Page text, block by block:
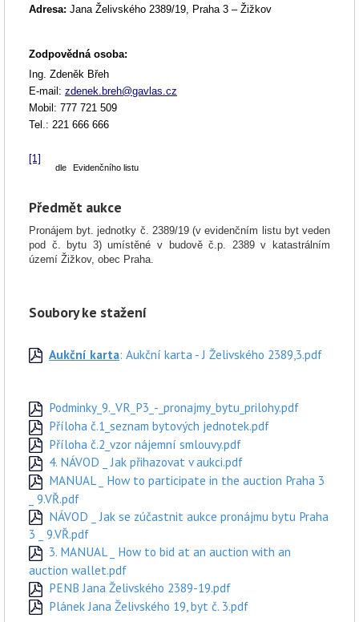
Adresa: Jana Želivského 2389/19, Praha 3 – Žižkov
Zodpovědná osoba:
Ing. Zdeněk Břeh
E-mail: zdenek.breh@gavlas.cz
Mobil: 777 721 509
Tel.: 221 666 666
[1]
dle Evidenčního listu
Předmět aukce
Pronájem byt. jednotky č. 2389/19 (v evidenčním listu byt veden
pod č. bytu 3) umístěné v budově č.p. 2389 v katastrálním
území Žižkov, obec Praha.
Soubory ke stažení
Aukční karta: Aukční karta - J Želivského 2389,3.pdf
Podminky_9._VR_P3_-_pronajmy_bytu_prilohy.pdf
Příloha č.1_seznam bytových jednotek.pdf
Příloha č.2_vzor nájemní smlouvy.pdf
4. NÁVOD _ Jak přihazovat v aukci.pdf
MANUAL _ How to participate in the auction Praha 3
_ 9.VŘ.pdf
NÁVOD _ Jak se zúčastnit aukce pronájmu bytu Praha
3 _ 9.VŘ.pdf
3. MANUAL _ How to bid at an auction with an
auction wallet.pdf
PENB Jana Želivského 2389-19.pdf
Plánek Jana Želivského 19, byt č. 3.pdf